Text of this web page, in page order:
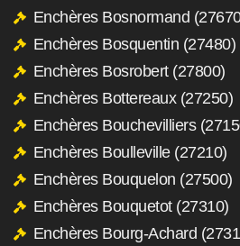
Enchères Bosnormand
Enchères Bosquentin (27480)
Enchères Bosrobert (27800)
Enchères Bottereaux (27250)
Enchères Bouchevilliers
Enchères Boulleville (27210)
Enchères Bouquelon (27500)
Enchères Bouquetot (27310)
Enchères Bourg-Achard